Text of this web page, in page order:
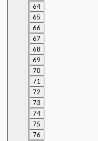
64
65
66
67
68
69
70
71
72
73
74
75
76